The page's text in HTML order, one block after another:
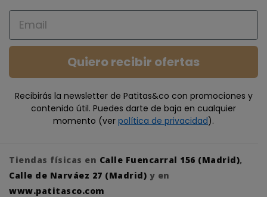
Email
Quiero recibir ofertas
Recibirás la newsletter de Patitas&co con promociones y
contenido útil. Puedes darte de baja en cualquier
momento (ver política de privacidad).
Tiendas físicas en Calle Fuencarral 156 (Madrid),
Calle de Narváez 27 (Madrid) y en
www.patitasco.com